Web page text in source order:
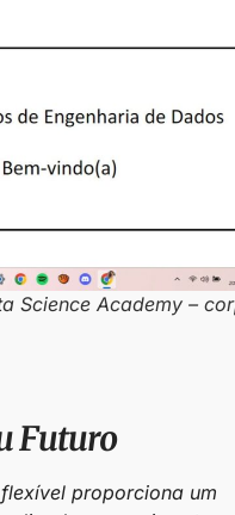
Science Academy –
Futuro
proporciona um